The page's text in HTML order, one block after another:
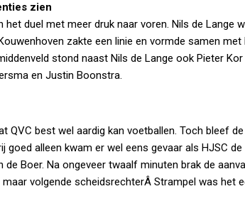
zien
het duel met meer druk naar voren. Nils de
zakte een linie en vormde samen
stond naast Nils de Lange ook Pieter
en Justin Boonstra.
QVC best wel aardig kan voetballen. Toch bleef
goed alleen kwam er wel eens gevaar als HJSC
de Boer. Na ongeveer twaalf minuten brak de
maar volgende scheidsrechterÂ Strampel was het